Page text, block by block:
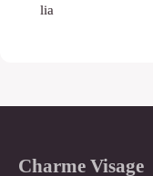
lia
Charme Visage